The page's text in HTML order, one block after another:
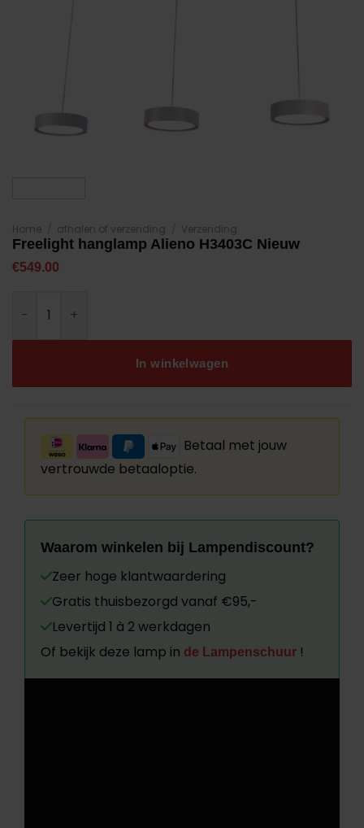
Home afhalen of verzending Verzending
Freelight hanglamp Alieno H3403C Nieuw
€549.00
In winkelwagen
Betaal met jouw
vertrouwde betaaloptie.
Waarom winkelen bij Lampendiscount?
Zeer hoge klantwaardering
Gratis thuisbezorgd vanaf €95,-
Levertijd 1 à 2 werkdagen
Of bekijk deze lamp in de Lampenschuur !